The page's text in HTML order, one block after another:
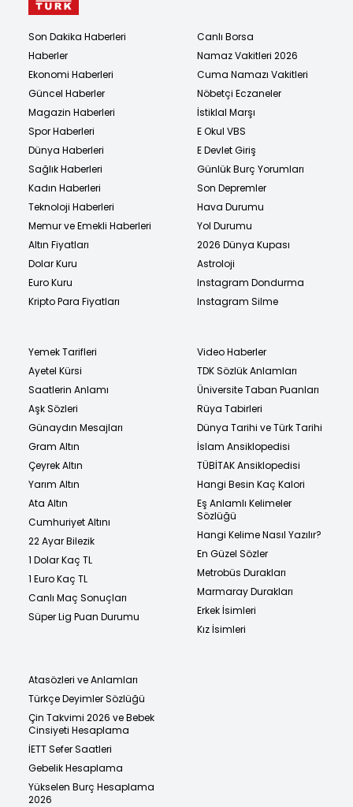
Son Dakika Haberleri
Haberler
Ekonomi Haberleri
Güncel Haberler
Magazin Haberleri
Spor Haberleri
Dünya Haberleri
Sağlık Haberleri
Kadın Haberleri
Teknoloji Haberleri
Memur ve Emekli Haberleri
Altın Fiyatları
Dolar Kuru
Euro Kuru
Kripto Para Fiyatları
Canlı Borsa
Namaz Vakitleri 2026
Cuma Namazı Vakitleri
Nöbetçi Eczaneler
İstiklal Marşı
E Okul VBS
E Devlet Giriş
Günlük Burç Yorumları
Son Depremler
Hava Durumu
Yol Durumu
2026 Dünya Kupası
Astroloji
Instagram Dondurma
Instagram Silme
Yemek Tarifleri
Ayetel Kürsi
Saatlerin Anlamı
Aşk Sözleri
Günaydın Mesajları
Gram Altın
Çeyrek Altın
Yarım Altın
Ata Altın
Cumhuriyet Altını
22 Ayar Bilezik
1 Dolar Kaç TL
1 Euro Kaç TL
Canlı Maç Sonuçları
Süper Lig Puan Durumu
Video Haberler
TDK Sözlük Anlamları
Üniversite Taban Puanları
Rüya Tabirleri
Dünya Tarihi ve Türk Tarihi
İslam Ansiklopedisi
TÜBİTAK Ansiklopedisi
Hangi Besin Kaç Kalori
Eş Anlamlı Kelimeler
Sözlüğü
Hangi Kelime Nasıl Yazılır?
En Güzel Sözler
Metrobüs Durakları
Marmaray Durakları
Erkek İsimleri
Kız İsimleri
Atasözleri ve Anlamları
Türkçe Deyimler Sözlüğü
Çin Takvimi 2026 ve Bebek
Cinsiyeti Hesaplama
İETT Sefer Saatleri
Gebelik Hesaplama
Yükselen Burç Hesaplama
2026